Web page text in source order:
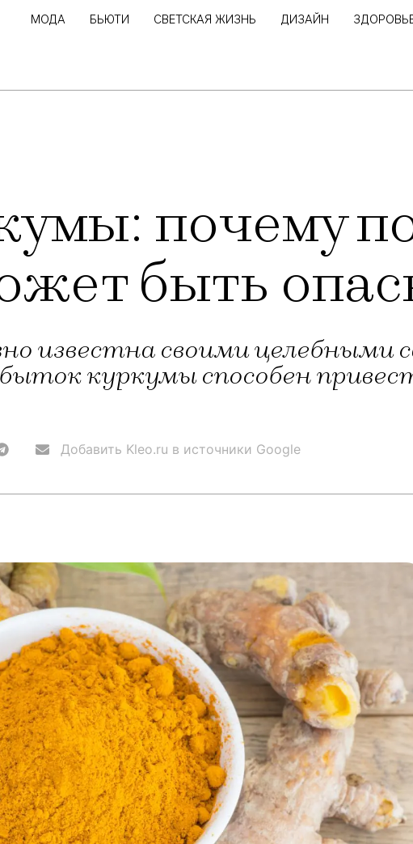
МОДА БЬЮТИ СВЕТСКАЯ ЖИЗНЬ ДИЗАЙН
почему
быть
известна своими целебными
куркумы способен
Добавить Kleo.ru в источники Google